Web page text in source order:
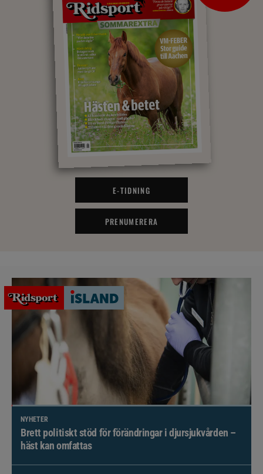
E-TIDNING
PRENUMERERA
NYHETER
Brett politiskt stöd för förändringar i djursjukvården –
häst kan omfattas